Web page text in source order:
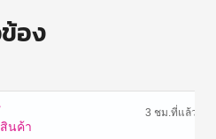
อง
นค้า
3 ชม.ที่แล้ว